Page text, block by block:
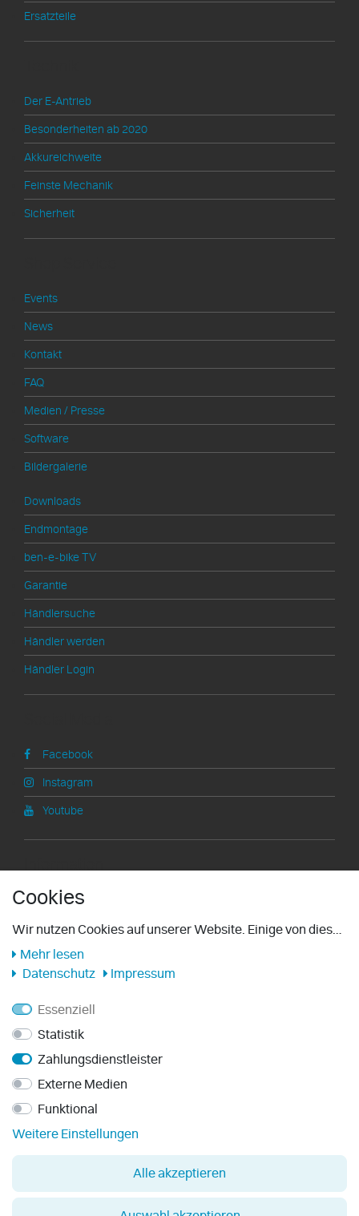
Ersatzteile
Der E-Antrieb
Besonderheiten ab 2020
Akkureichweite
Feinste Mechanik
Sicherheit
Events
News
Kontakt
FAQ
Medien / Presse
Software
Bildergalerie
Downloads
Endmontage
ben-e-bike TV
Garantie
Händlersuche
Händler werden
Händler Login
Facebook
Instagram
Youtube
Wiederrufsrecht
Impressum
Barrierefreiheits­ erklärung
Zahlungsarten
AGB
Datenschutzerklärung
Vertrag widerrufen
Cookies
Wir nutzen Cookies auf unserer Website. Einige von diesen
sind essenziell, während andere uns helfen, diese Website
und Ihre Erfahrung zu verbessern. Weitere Informationen
als Nutzer finden Sie hier:
Mehr lesen
Datenschutz
Impressum
Essenziell
Statistik
Zahlungsdienstleister
Externe Medien
Funktional
Weitere Einstellungen
Alle akzeptieren